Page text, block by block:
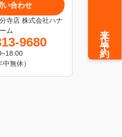
い合わせ
寺店 株式会社ハナ
ム
9680
中無休）
来店予約